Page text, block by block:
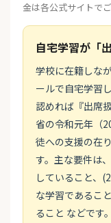
金は各公式サイトで
自宅学習が「
学校に在籍しな
ールで自宅学習
認めれば『出席
省の令和元年（
徒への支援の在
す。主な要件は
していること、
な学習であるこ
ること などです